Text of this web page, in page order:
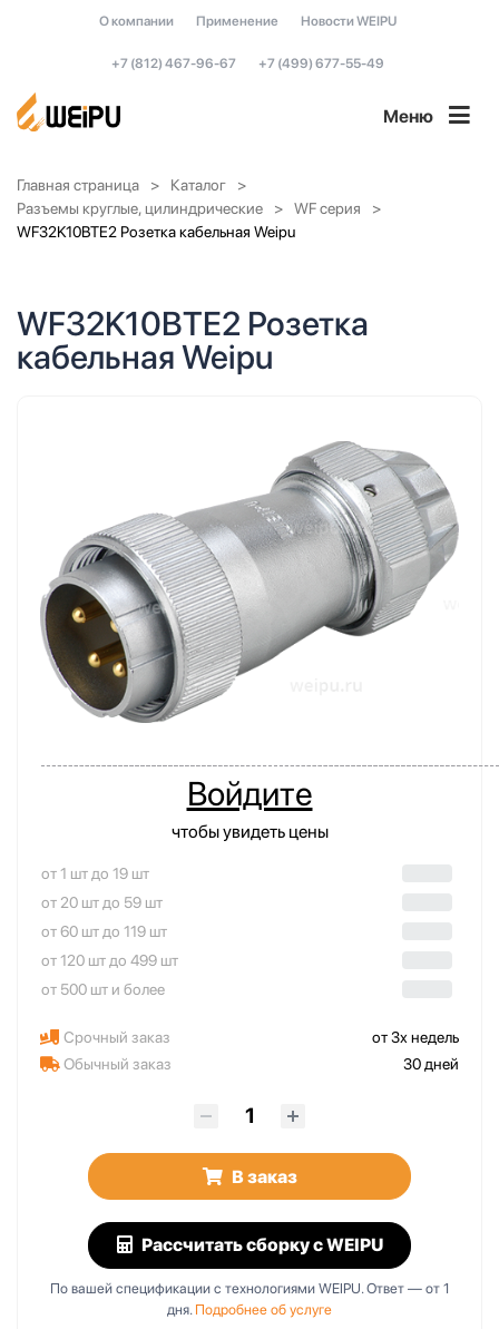
О компании Применение Новости WEIPU
+7 (812) 467-96-67 +7 (499) 677-55-49
Меню
Главная страница
Каталог
Разъемы круглые, цилиндрические
WF серия
WF32K10BTE2 Розетка кабельная Weipu
WF32K10BTE2 Розетка
кабельная Weipu
Войдите
чтобы увидеть цены
от 1 шт до 19 шт
от 20 шт до 59 шт
от 60 шт до 119 шт
от 120 шт до 499 шт
от 500 шт и более
Срочный заказ
от 3х недель
Обычный заказ
30 дней
В заказ
Рассчитать сборкус WEIPU
По вашей спецификации с технологиями WEIPU. Ответ — от 1
дня. Подробнее об услуге